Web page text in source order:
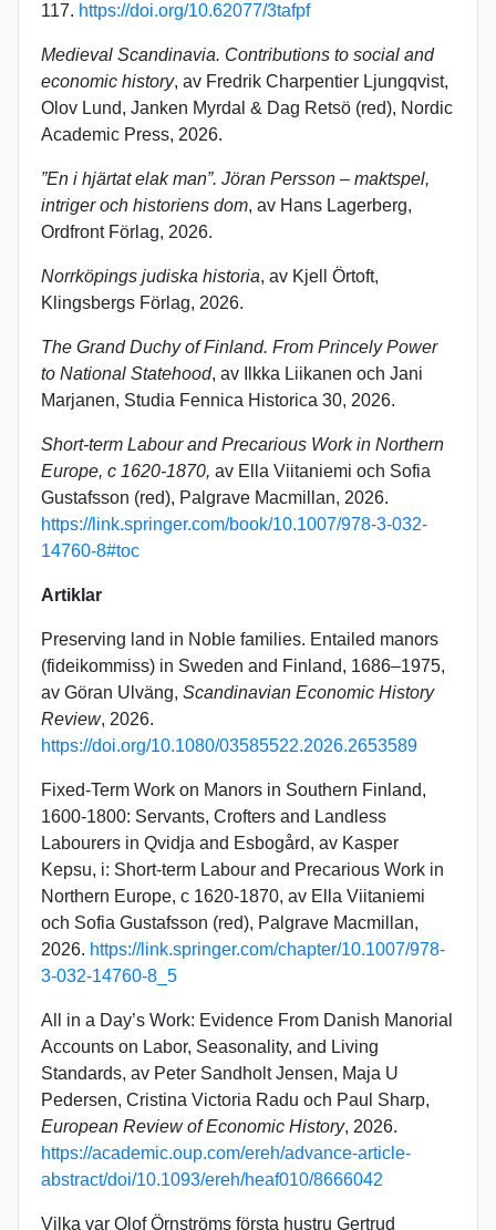
117. https://doi.org/10.62077/3tafpf
Medieval Scandinavia. Contributions to social and
economic history, av Fredrik Charpentier Ljungqvist,
Olov Lund, Janken Myrdal & Dag Retsö (red), Nordic
Academic Press, 2026.
”En i hjärtat elak man”. Jöran Persson – maktspel,
intriger och historiens dom, av Hans Lagerberg,
Ordfront Förlag, 2026.
Norrköpings judiska historia, av Kjell Örtoft,
Klingsbergs Förlag, 2026.
The Grand Duchy of Finland. From Princely Power
to National Statehood, av Ilkka Liikanen och Jani
Marjanen, Studia Fennica Historica 30, 2026.
Short-term Labour and Precarious Work in Northern
Europe, c 1620-1870, av Ella Viitaniemi och Sofia
Gustafsson (red), Palgrave Macmillan, 2026.
https://link.springer.com/book/10.1007/978-3-032-
14760-8#toc
Artiklar
Preserving land in Noble families. Entailed manors
(fideikommiss) in Sweden and Finland, 1686–1975,
av Göran Ulväng, Scandinavian Economic History
Review, 2026.
https://doi.org/10.1080/03585522.2026.2653589
Fixed-Term Work on Manors in Southern Finland,
1600-1800: Servants, Crofters and Landless
Labourers in Qvidja and Esbogård, av Kasper
Kepsu, i: Short-term Labour and Precarious Work in
Northern Europe, c 1620-1870, av Ella Viitaniemi
och Sofia Gustafsson (red), Palgrave Macmillan,
2026. https://link.springer.com/chapter/10.1007/978-
3-032-14760-8_5
All in a Day’s Work: Evidence From Danish Manorial
Accounts on Labor, Seasonality, and Living
Standards, av Peter Sandholt Jensen, Maja U
Pedersen, Cristina Victoria Radu och Paul Sharp,
European Review of Economic History, 2026.
https://academic.oup.com/ereh/advance-article-
abstract/doi/10.1093/ereh/heaf010/8666042
Vilka var Olof Örnströms första hustru Gertrud